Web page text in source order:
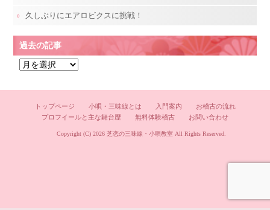
久しぶりにエアロビクスに挑戦！
過去の記事
の
トップページ 小唄・三味線とは 入門案内
お稽古の流れ
プロフイールと主な舞台歴
無料体験稽古 お問い合わせ
Copyright (C) 2026 芝恋の三味線・小唄教室All Rights Reserved.